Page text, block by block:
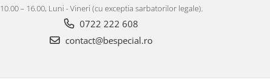
10.00 – 16.00, Luni - Vineri (cu exceptia sarbatorilor legale).
0722 222 608
contact@bespecial.ro